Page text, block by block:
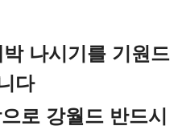
나시기를 기원드
다
로 강월드 반드시